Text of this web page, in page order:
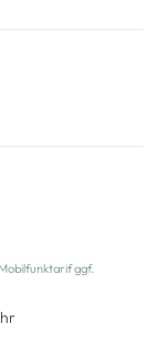
ggf.